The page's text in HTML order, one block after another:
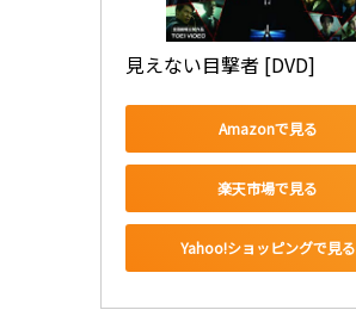
見えない目撃者 [DVD]
Amazonで見る
楽天市場で見る
Yahoo!ショッピングで見る